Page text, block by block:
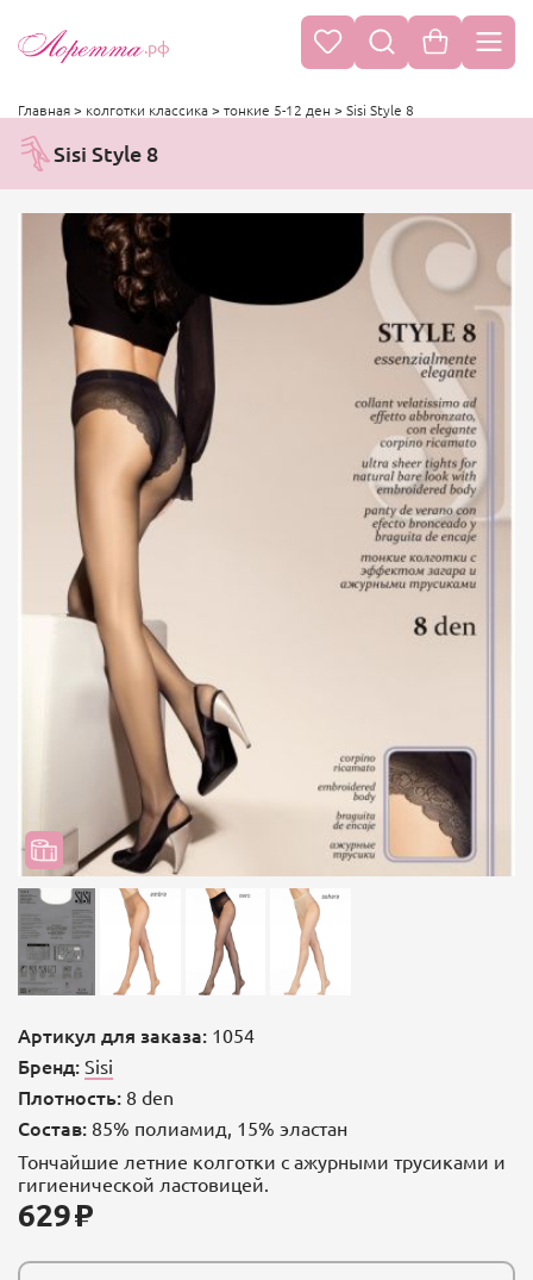
.рф
Главная> колготки классика> тонкие 5-12 ден > Sisi Style 8
Sisi Style 8
Артикул для заказа: 1054
Бренд: Sisi
Плотность: 8 den
Состав: 85% полиамид, 15% эластан
Тончайшие летние колготки с ажурными трусиками и
гигиенической ластовицей.
629